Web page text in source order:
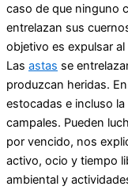
caso de que ninguno
entrelazan sus
objetivo es expulsar
Las astas se
produzcan heridas.
estocadas e incluso
campales. Pueden
por vencido, nos
activo, ocio y tiempo
ambiental y